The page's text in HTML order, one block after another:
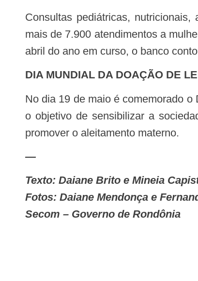
Consultas pediátricas, nutricionais, atendimentos de enfermagem e domiciliares somaram no primeiro quadrimestre de 2022,
mais de 7.900 atendimentos a
abril do ano em curso, o banco
DIA MUNDIAL DA DOAÇÃO DE
No dia 19 de maio é comemorado o Dia Mundial da Doação de Leite Humano, a data foi instituída pela Lei n° 13.227/2.015, com
o objetivo de sensibilizar a
promover o aleitamento materno.
—
Texto: Daiane Brito e Mineia
Fotos: Daiane Mendonça e
Secom – Governo de Rondônia